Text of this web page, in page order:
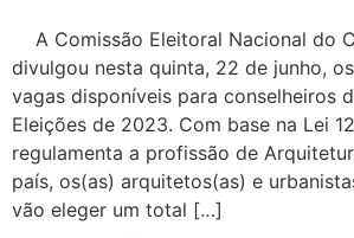
A Comissão Eleitoral Nacional do
divulgou nesta quinta, 22 de junho,
vagas disponíveis para conselheiros
Eleições de 2023. Com base na Lei
regulamenta a profissão de
país, os(as) arquitetos(as) e
vão eleger um total […]